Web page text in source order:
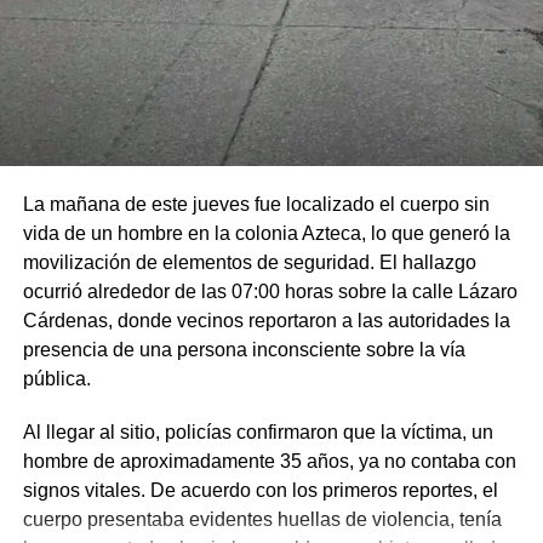
La mañana de este jueves fue localizado el cuerpo sin
vida de un hombre en la colonia Azteca, lo que generó la
movilización de elementos de seguridad. El hallazgo
ocurrió alrededor de las 07:00 horas sobre la calle Lázaro
Cárdenas, donde vecinos reportaron a las autoridades la
presencia de una persona inconsciente sobre la vía
pública.
Al llegar al sitio, policías confirmaron que la víctima, un
hombre de aproximadamente 35 años, ya no contaba con
signos vitales. De acuerdo con los primeros reportes, el
cuerpo presentaba evidentes huellas de violencia, tenía